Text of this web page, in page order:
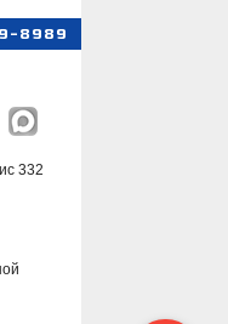
8989
332